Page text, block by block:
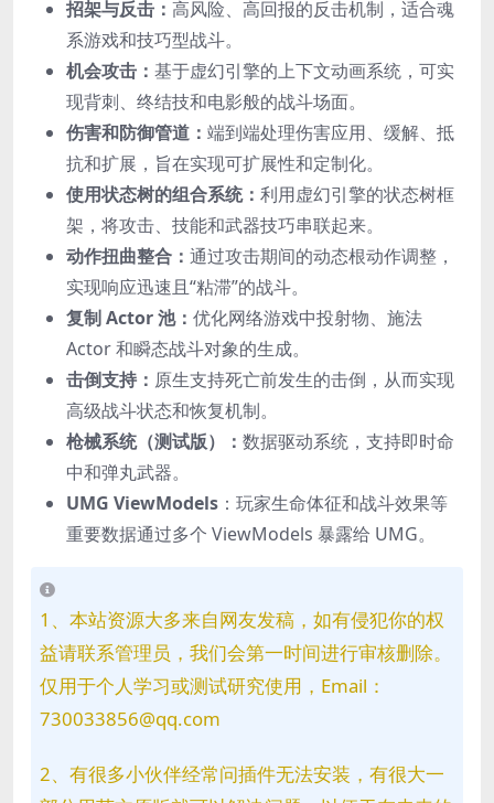
招架与反击： 高风险、高回报的反击机制，适合魂
系游戏和技巧型战斗。
机会攻击： 基于虚幻引擎的上下文动画系统，可实
现背刺、终结技和电影般的战斗场面。
伤害和防御管道： 端到端处理伤害应用、缓解、抵
抗和扩展，旨在实现可扩展性和定制化。
使用状态树的组合系统： 利用虚幻引擎的状态树框
架，将攻击、技能和武器技巧串联起来。
动作扭曲整合： 通过攻击期间的动态根动作调整，
实现响应迅速且“粘滞”的战斗。
复制 Actor 池： 优化网络游戏中投射物、施法
Actor 和瞬态战斗对象的生成。
击倒支持： 原生支持死亡前发生的击倒，从而实现
高级战斗状态和恢复机制。
枪械系统（测试版）： 数据驱动系统，支持即时命
中和弹丸武器。
UMG ViewModels ：玩家生命体征和战斗效果等
重要数据通过多个 ViewModels 暴露给 UMG。
1、本站资源大多来自网友发稿，如有侵犯你的权
益请联系管理员，我们会第一时间进行审核删除。
仅用于个人学习或测试研究使用，Email：
730033856@qq.com
2、有很多小伙伴经常问插件无法安装，有很大一